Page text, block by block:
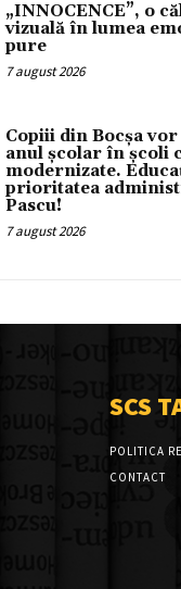
„INNOCENCE”, o
vizuală în lumea
pure
7 august 2026
Copiii din Bocșa
anul școlar în școli
modernizate.
prioritatea
Pascu!
7 august 2026
SCS
POLITICA
CONTACT